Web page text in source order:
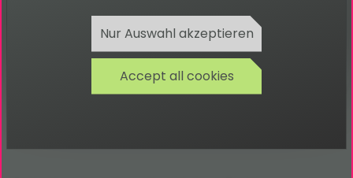
diese abweichen. Die jeweils passende
Dokumentation befindet sich im
Dokumentation-Verzeichnis der
Erweiterung.
Nur Auswahl akzeptieren
Accept all cookies